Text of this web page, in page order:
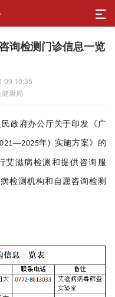
询检测门诊信息一览
09 10:35
康局
政府办公厅关于印发《广
—2025年) 实施方案》的
艾滋病检测 和提供咨询服
检测机构和自愿咨询检测